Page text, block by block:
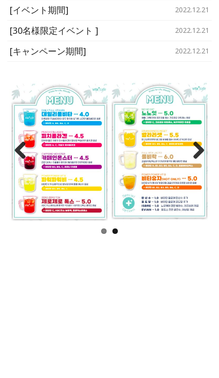
[イベント期間] 2022.12.21
[30名様限定イベント ] 2022.12.21
[キャンペーン期間] 2022.12.21
Previous Next